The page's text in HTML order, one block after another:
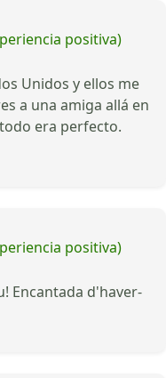
positiva)
Unidos y ellos me
a una amiga allá en
era perfecto.
positiva)
Encantada d'haver-